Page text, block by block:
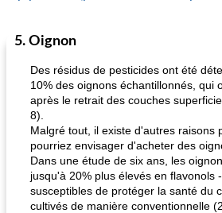
Petit déjeuner et brunch
quinoa petit déjeuner méditerranéen
5. Oignon
Des résidus de pesticides ont été
10% des oignons échantillonnés, qui
après le retrait des couches
8).
Malgré tout, il existe d'autres raisons
pourriez envisager d'acheter des
Dans une étude de six ans, les
jusqu'à 20% plus élevés en flavonols
susceptibles de protéger la santé du
cultivés de manière conventionnelle